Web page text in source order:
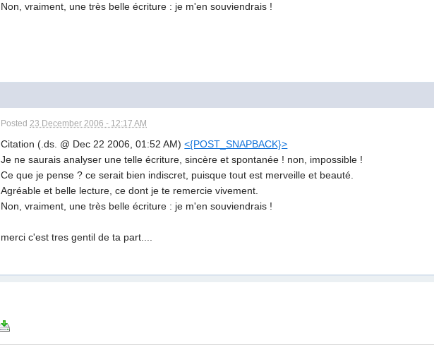
Non, vraiment, une très belle écriture : je m'en souviendrais !
Posted23 December 2006 - 12:17 AM
Citation (.ds. @ Dec 22 2006, 01:52 AM)<{POST_SNAPBACK}>
Je ne saurais analyser une telle écriture, sincère et spontanée ! non, impossible !
Ce que je pense ? ce serait bien indiscret, puisque tout est merveille et beauté.
Agréable et belle lecture, ce dont je te remercie vivement.
Non, vraiment, une très belle écriture : je m'en souviendrais !
merci c'est tres gentil de ta part....